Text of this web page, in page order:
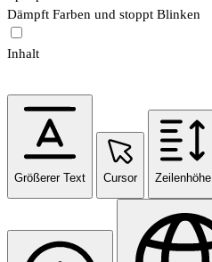
Dämpft Farben und stoppt Blinken
Inhalt
Größerer Text Cursor Zeilenhöhe